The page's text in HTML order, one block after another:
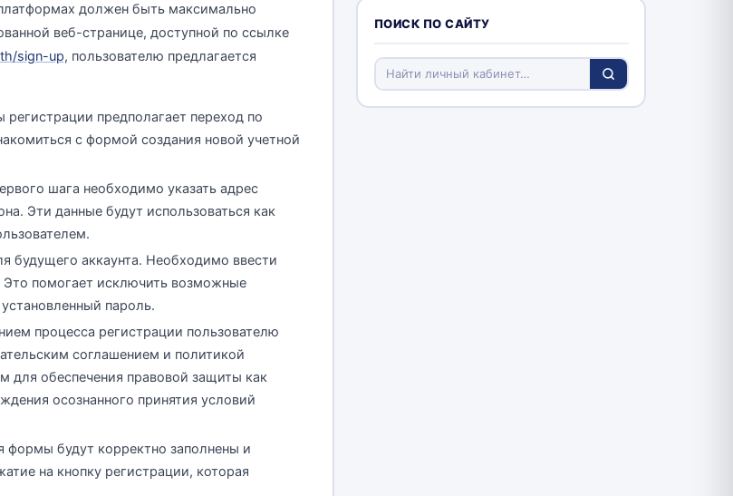
должен быть максимально
веб-странице, доступной по ссылке
sign-up, пользователю предлагается
предполагает переход по
с формой создания новой учетной
шага необходимо указать адрес
Эти данные будут использоваться как
будущего аккаунта. Необходимо ввести
помогает исключить возможные
пароль.
процесса регистрации пользователю
соглашением и политикой
для обеспечения правовой защиты как
осознанного принятия условий
формы будут корректно заполнены и
на кнопку регистрации, которая
ПОИСК ПО САЙТУ